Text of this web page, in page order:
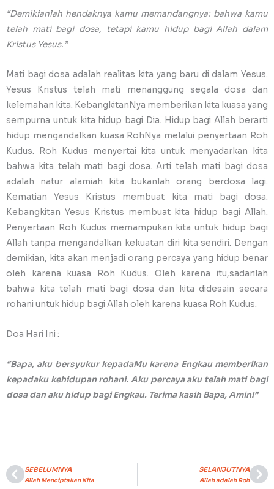
“Demikianlah hendaknya kamu memandangnya: bahwa kamu
telah mati bagi dosa, tetapi kamu hidup bagi Allah dalam
Kristus Yesus.”
Mati bagi dosa adalah realitas kita yang baru di dalam Yesus.
Yesus Kristus telah mati menanggung segala dosa dan
kelemahan kita. KebangkitanNya memberikan kita kuasa yang
sempurna untuk kita hidup bagi Dia. Hidup bagi Allah berarti
hidup mengandalkan kuasa RohNya melalui penyertaan Roh
Kudus. Roh Kudus menyertai kita untuk menyadarkan kita
bahwa kita telah mati bagi dosa. Arti telah mati bagi dosa
adalah natur alamiah kita bukanlah orang berdosa lagi.
Kematian Yesus Kristus membuat kita mati bagi dosa.
Kebangkitan Yesus Kristus membuat kita hidup bagi Allah.
Penyertaan Roh Kudus memampukan kita untuk hidup bagi
Allah tanpa mengandalkan kekuatan diri kita sendiri. Dengan
demikian, kita akan menjadi orang percaya yang hidup benar
oleh karena kuasa Roh Kudus. Oleh karena itu,sadarilah
bahwa kita telah mati bagi dosa dan kita didesain secara
rohani untuk hidup bagi Allah oleh karena kuasa Roh Kudus.
Doa Hari Ini :
“Bapa, aku bersyukur kepadaMu karena Engkau memberikan
kepadaku kehidupan rohani. Aku percaya aku telah mati bagi
dosa dan aku hidup bagi Engkau. Terima kasih Bapa, Amin!”
Prev
SEBELUMNYA
Allah Menciptakan Kita
SELANJUTNYA
Allah adalah Roh